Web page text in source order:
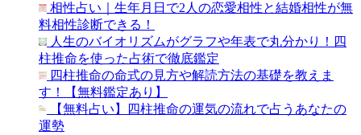
相性占い｜生年月日で2人の恋愛相性と結婚相性が無
料相性診断できる！
人生のバイオリズムがグラフや年表で丸分かり！四
柱推命を使った占術で徹底鑑定
四柱推命の命式の見方や解読方法の基礎を教えま
す！【無料鑑定あり】
【無料占い】四柱推命の運気の流れで占うあなたの
運勢